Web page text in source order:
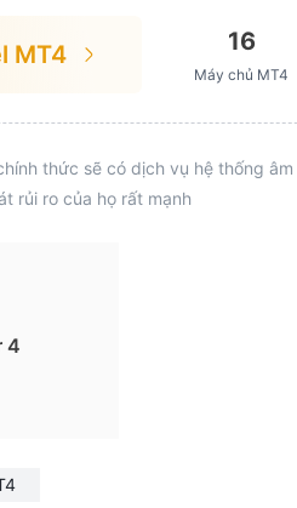
MT4 16
Máy chủ MT4
thức sẽ có dịch vụ hệ thống
rủi ro của họ rất mạnh
4